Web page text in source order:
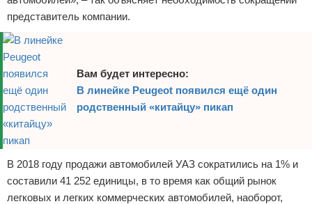
представитель компании.
Вам будет интересно:
В линейке Peugeot появился ещё один
родственный «китайцу» пикап
В 2018 году продажи автомобилей УАЗ сократились на 1% и
составили 41 252 единицы, в то время как общий рынок
легковых и легких коммерческих автомобилей, наоборот,